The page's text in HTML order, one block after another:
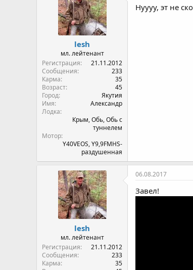
lesh
мл. лейтенант
Регистрация
21.11.2012
Сообщения
233
Карма
35
Возраст
45
Город
Якутия
Имя
Александр
Лодка
Крым, Обь, Обь с
туннелем
Мотор
Y40VEOS, Y9,9FMHS-
раздушенная
Нуууу, эт не
lesh
мл. лейтенант
Регистрация
21.11.2012
Сообщения
233
Карма
35
06.08.2017
Завел!